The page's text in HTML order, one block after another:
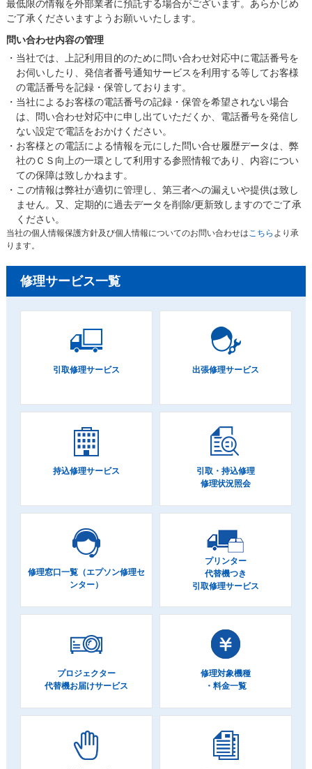
最低限の情報を外部業者に預託する場合がございます。あらかじめ
ご了承くださいますようお願いいたします。
問い合わせ内容の管理
・当社では、上記利用目的のために問い合わせ対応中に電話番号を
お伺いしたり、発信者番号通知サービスを利用する等してお客様
の電話番号を記録・保管しております。
・当社によるお客様の電話番号の記録・保管を希望されない場合
は、問い合わせ対応中に申し出ていただくか、電話番号を発信し
ない設定で電話をおかけください。
・お客様との電話による情報を元にした問い合せ履歴データは、弊
社のＣＳ向上の一環として利用する参照情報であり、内容につい
ての保障は致しかねます。
・この情報は弊社が適切に管理し、第三者への漏えいや提供は致し
ません。又、定期的に過去データを削除/更新致しますのでご了承
ください。
当社の個人情報保護方針及び個人情報についてのお問い合わせはこちら より承
ります。
修理サービス一覧
引取修理サービス 出張修理サービス
持込修理サービス
引取・持込修理
修理状況照会
修理窓口一覧（エプソン修理セ
ンター）
プリンター
代替機つき
引取修理サービス
プロジェクター
代替機お届けサービス
修理対象機種
・料金一覧